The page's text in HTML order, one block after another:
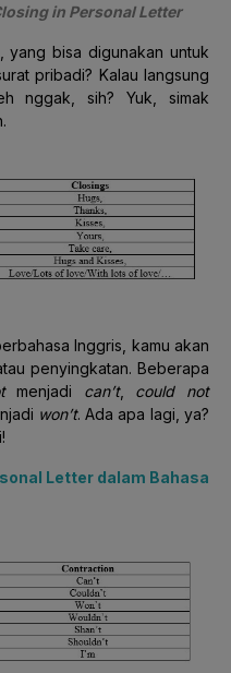
in Personal Letter
yang bisa digunakan untuk
pribadi? Kalau langsung
nggak, sih? Yuk, simak
Inggris, kamu akan
penyingkatan. Beberapa
menjadi can’t, could not
won’t. Ada apa lagi, ya?
Letter dalam Bahasa